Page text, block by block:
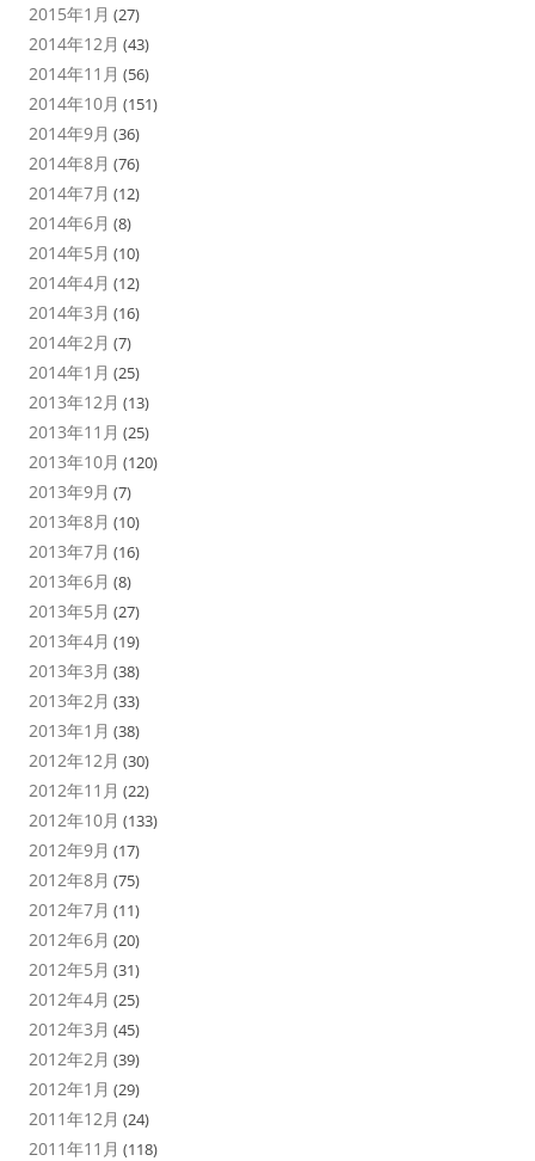
2015年1月 (27)
2014年12月 (43)
2014年11月 (56)
2014年10月 (151)
2014年9月 (36)
2014年8月 (76)
2014年7月 (12)
2014年6月 (8)
2014年5月 (10)
2014年4月 (12)
2014年3月 (16)
2014年2月 (7)
2014年1月 (25)
2013年12月 (13)
2013年11月 (25)
2013年10月 (120)
2013年9月 (7)
2013年8月 (10)
2013年7月 (16)
2013年6月 (8)
2013年5月 (27)
2013年4月 (19)
2013年3月 (38)
2013年2月 (33)
2013年1月 (38)
2012年12月 (30)
2012年11月 (22)
2012年10月 (133)
2012年9月 (17)
2012年8月 (75)
2012年7月 (11)
2012年6月 (20)
2012年5月 (31)
2012年4月 (25)
2012年3月 (45)
2012年2月 (39)
2012年1月 (29)
2011年12月 (24)
2011年11月 (118)